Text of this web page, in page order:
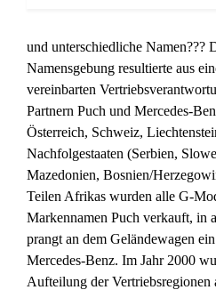
und unterschiedliche Namen???
Namensgebung resultierte aus
vereinbarten
Partnern Puch und Mercedes-
Österreich, Schweiz,
Nachfolgestaaten (Serbien,
Mazedonien, Bosnien/
Teilen Afrikas wurden alle G-
Markennamen Puch verkauft, in
prangt an dem Geländewagen
Mercedes-Benz. Im Jahr 2000
Aufteilung der Vertriebsregionen